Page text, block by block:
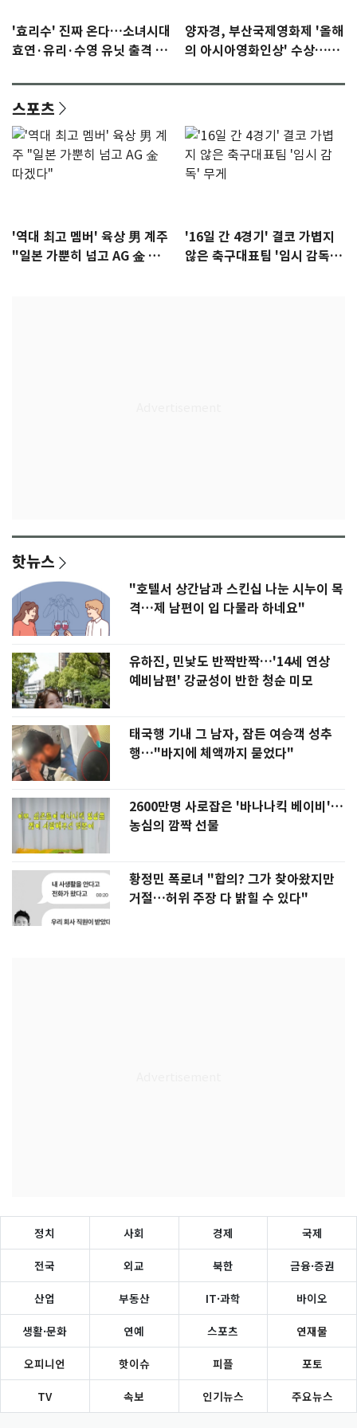
'효리수' 진짜 온다…소녀시대
효연·유리·수영 유닛 출격 [N
양자경, 부산국제영화제 '올해
의 아시아영화인상' 수상…15
스포츠
'역대 최고 멤버' 육상 男 계주
"일본 가뿐히 넘고 AG 金 따겠
'16일 간 4경기' 결코 가볍지
않은 축구대표팀 '임시 감독'
핫뉴스
"호텔서 상간남과 스킨십 나눈 시누이 목
격…제 남편이 입 다물라 하네요"
유하진, 민낯도 반짝반짝…'14세 연상
예비남편' 강균성이 반한 청순 미모
태국행 기내 그 남자, 잠든 여승객 성추
행…"바지에 체액까지 묻었다"
2600만명 사로잡은 '바나나킥 베이비'…
농심의 깜짝 선물
황정민 폭로녀 "합의? 그가 찾아왔지만
거절…허위 주장 다 밝힐 수 있다"
정치 사회 경제 국제
전국 외교 북한 금융·증권
산업 부동산 IT·과학 바이오
생활·문화 연예 스포츠 연재물
오피니언 핫이슈 피플 포토
TV 속보 인기뉴스 주요뉴스